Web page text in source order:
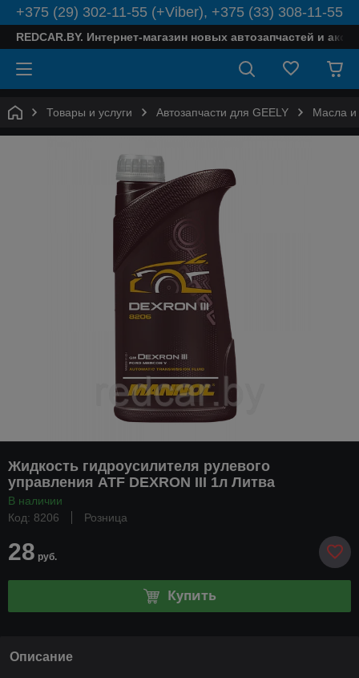
+375 (29) 302-11-55 (+Viber), +375 (33) 308-11-55
REDCAR.BY. Интернет-магазин новых автозапчастей и
Товары и услуги Автозапчасти для GEELY Масла и
Жидкость гидроусилителя рулевого
управления ATF DEXRON III 1л Литва
В наличии
Код: 8206
Розница
28 руб.
Купить
Описание